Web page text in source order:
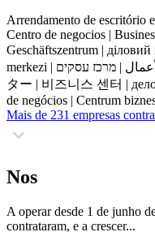
Arrendamento de escritório
Centro de negocios |
Geschäftszentrum |
merkezi | مركز الأعمال | מרכז עסקים | व्यापार केंद्र | ビジネスセン
ター | 비즈니스 센터 |
de negócios | Centrum
Mais de 231 empresas
Nos
A operar desde 1 de junho
contrataram, e a crescer...